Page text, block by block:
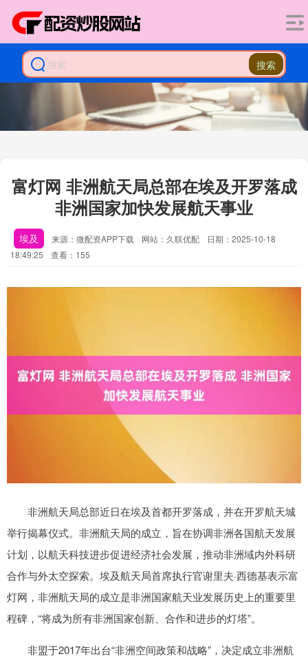
搜索
富灯网 非洲航天局总部在埃及开罗落成
非洲国家加快发展航天事业
埃及 来源：微配资APP下载 网站：久联优配
日期：2025-10-18
18:49:25
查看：155
非洲航天局总部近日在埃及首都开罗落成，并在开罗航天城
举行揭幕仪式。非洲航天局的成立，旨在协调非洲各国航天发展
计划，以航天科技进步促进经济社会发展，推动非洲域内外科研
合作与外太空探索。埃及航天局首席执行官谢里夫·西德基表示富
灯网，非洲航天局的成立是非洲国家航天业发展历史上的重要里
程碑，“将成为所有非洲国家创新、合作和进步的灯塔”。
非盟于2017年出台“非洲空间政策和战略”，决定成立非洲航